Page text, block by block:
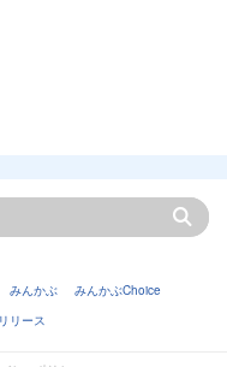
みんかぶ
みんかぶChoice
リース